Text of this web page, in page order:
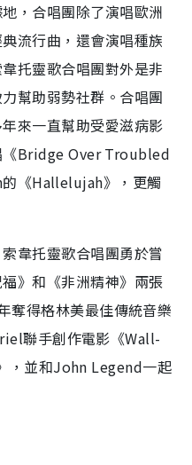
，合唱團除了演唱歐洲
流行曲，還會演唱種族
托靈歌合唱團對外是非
幫助弱勢社群。合唱團
來一直幫助受愛滋病影
《Bridge Over Troubled
《Hallelujah》，更觸
韋托靈歌合唱團勇於嘗
》和《非洲精神》兩張
奪得格林美最佳傳統音樂
聯手創作電影《Wall-
，並和John Legend一起